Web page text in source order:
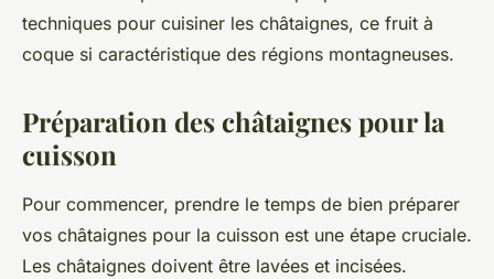
techniques pour cuisiner les châtaignes, ce fruit à
coque si caractéristique des régions montagneuses.
Préparation des châtaignes pour la
cuisson
Pour commencer, prendre le temps de bien préparer
vos châtaignes pour la cuisson est une étape cruciale.
Les châtaignes doivent être lavées et incisées.